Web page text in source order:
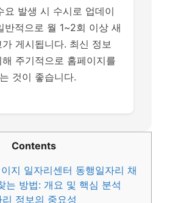
요 발생 시 수시로 업데이
반적으로 월 1~2회 이상 새
게시됩니다. 최신 정보
주기적으로 홈페이지를
것이 좋습니다.
Contents
지 일자리센터 동행일자리 채
는 방법: 개요 및 핵심 분석
정보의 중요성